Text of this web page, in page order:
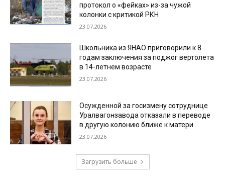
протокол о «фейках» из-за чужой
колонки с критикой РКН
23.07.2026
Школьника из ЯНАО приговорили к 8
годам заключения за поджог вертолета
в 14-летнем возрасте
23.07.2026
Осужденной за госизмену сотруднице
Уралвагонзавода отказали в переводе
в другую колонию ближе к матери
23.07.2026
Загрузить больше